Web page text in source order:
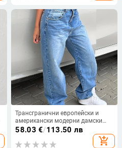
Трансгранични европейски и
американски модерни дамски
дънкови панталони с ниска
талия, секси прави крачоли,
свободни, измити в ретро синьо,
58.03 €/113.50 лв
add_shopping_cart